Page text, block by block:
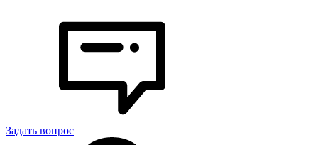
Задать вопрос